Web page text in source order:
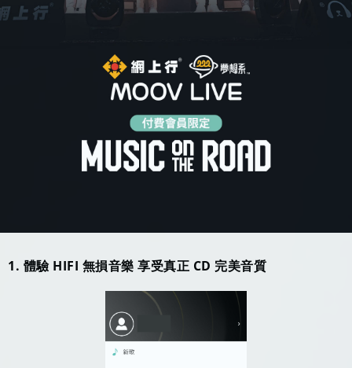
1. 體驗 HIFI 無損音樂 享受真正 CD 完美音質